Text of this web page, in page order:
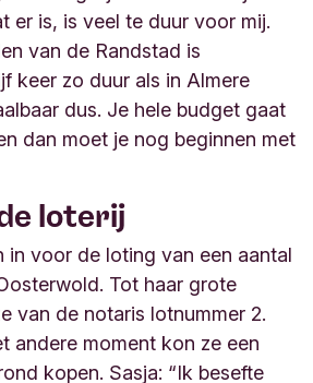
er is, is veel te duur voor mij.
van de Randstad is
keer zo duur als in Almere
dus. Je hele budget gaat
dan moet je nog beginnen met
loterij
in voor de loting van een aantal
Tot haar grote
van de notaris lotnummer 2.
andere moment kon ze een
kopen. Sasja: “Ik besefte